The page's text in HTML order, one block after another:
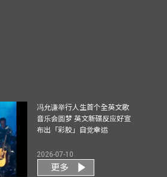
冯允谦举行人生首个全英文歌
音乐会圆梦 英文新碟反应好宣
布出「彩胶」自觉幸运
2026-07-10
更多